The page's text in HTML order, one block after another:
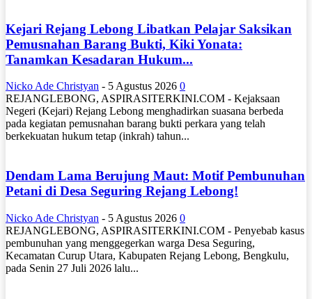
Kejari Rejang Lebong Libatkan Pelajar Saksikan
Pemusnahan Barang Bukti, Kiki Yonata:
Tanamkan Kesadaran Hukum...
Nicko Ade Christyan - 5 Agustus 2026 0
REJANGLEBONG, ASPIRASITERKINI.COM - Kejaksaan
Negeri (Kejari) Rejang Lebong menghadirkan suasana berbeda
pada kegiatan pemusnahan barang bukti perkara yang telah
berkekuatan hukum tetap (inkrah) tahun...
Dendam Lama Berujung Maut: Motif Pembunuhan
Petani di Desa Seguring Rejang Lebong!
Nicko Ade Christyan - 5 Agustus 2026 0
REJANGLEBONG, ASPIRASITERKINI.COM - Penyebab kasus
pembunuhan yang menggegerkan warga Desa Seguring,
Kecamatan Curup Utara, Kabupaten Rejang Lebong, Bengkulu,
pada Senin 27 Juli 2026 lalu...